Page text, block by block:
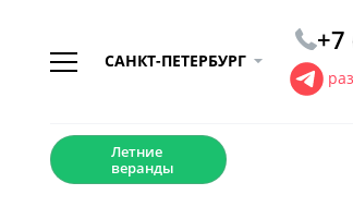
САНКТ-ПЕТЕРБУРГ
+7
Летние
веранды